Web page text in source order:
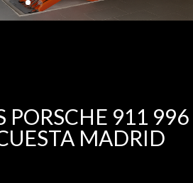
PORSCHE 911 996
MADRID